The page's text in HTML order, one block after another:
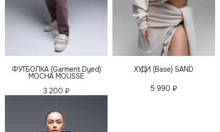
ФУТБОЛКА (Garment Dyed)
MOCHA MOUSSE
3 200 ₽
ХУДИ (Base) SAND
5 990 ₽